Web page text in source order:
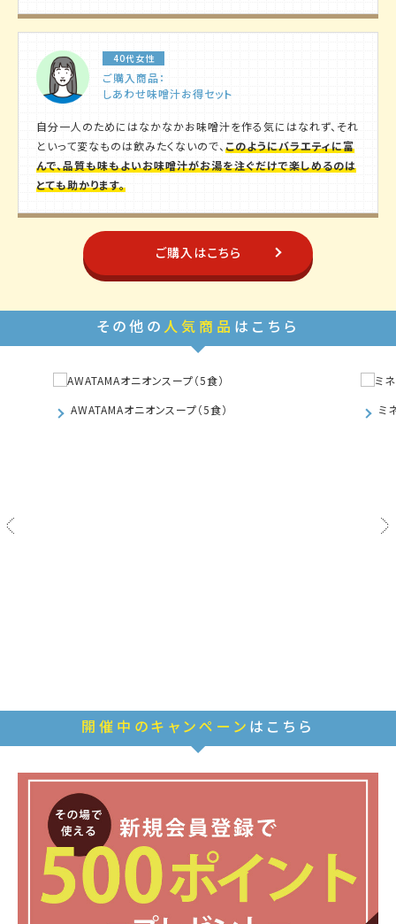
40代女性
ご購入商品：
しあわせ味噌汁お得セット
自分一人のためにはなかなかお味噌汁を作る気にはなれず、それ
といって変なものは飲みたくないので、 このようにバラエティに富
んで、品質も味もよいお味噌汁がお湯を注ぐだけで楽しめるのは
とても助かります。
ご購入はこちら
その他の 人気商品 はこちら
ミネストローネ（10食）
開催中のキャンペーン はこちら